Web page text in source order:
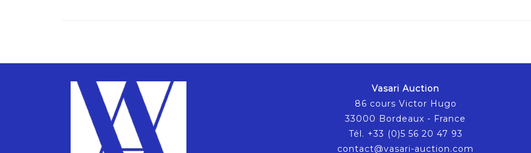
Vasari Auction
86 cours Victor Hugo
33000 Bordeaux - France
Tél. +33 (0)5 56 20 47 93
contact@vasari-auction.com